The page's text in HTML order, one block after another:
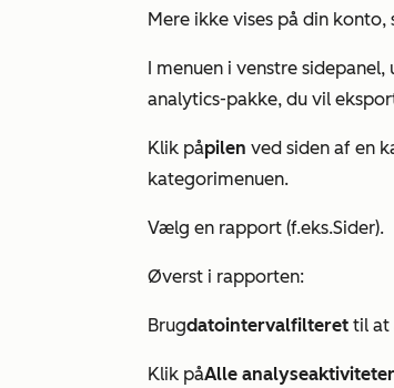
Mere ikke vises på din
I menuen i venstre sidepanel,
analytics-pakke, du vil
Klik påpilen ved siden af en
kategorimenuen.
Vælg en rapport (f.eks.Sider).
Øverst i rapporten:
Brugdatointervalfilteret til at
Klik påAlle analyseaktiviteter